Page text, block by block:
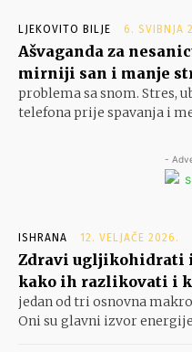
LJEKOVITO BILJE 6. SVIBNJA
Ašvaganda za
mirniji san i manje
problema sa snom. Stres,
telefona prije spavanja i
-
ISHRANA 12. VELJAČE 2026.
Zdravi ugljikohidrati
kako ih razlikovati i
jedan od tri osnovna
Oni su glavni izvor